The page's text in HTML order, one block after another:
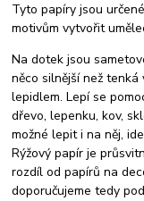
Tyto papíry jsou
motivům vytvořit
Na dotek jsou
něco silnější než
lepidlem. Lepí se
dřevo, lepenku, kov,
možné lepit i na něj,
Rýžový papír je
rozdíl od papírů na
doporučujeme tedy